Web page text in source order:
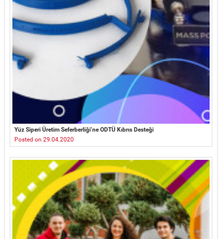
Yüz Siperi Üretim Seferberliği’ne ODTÜ Kıbrıs Desteği
Posted on 29.04.2020